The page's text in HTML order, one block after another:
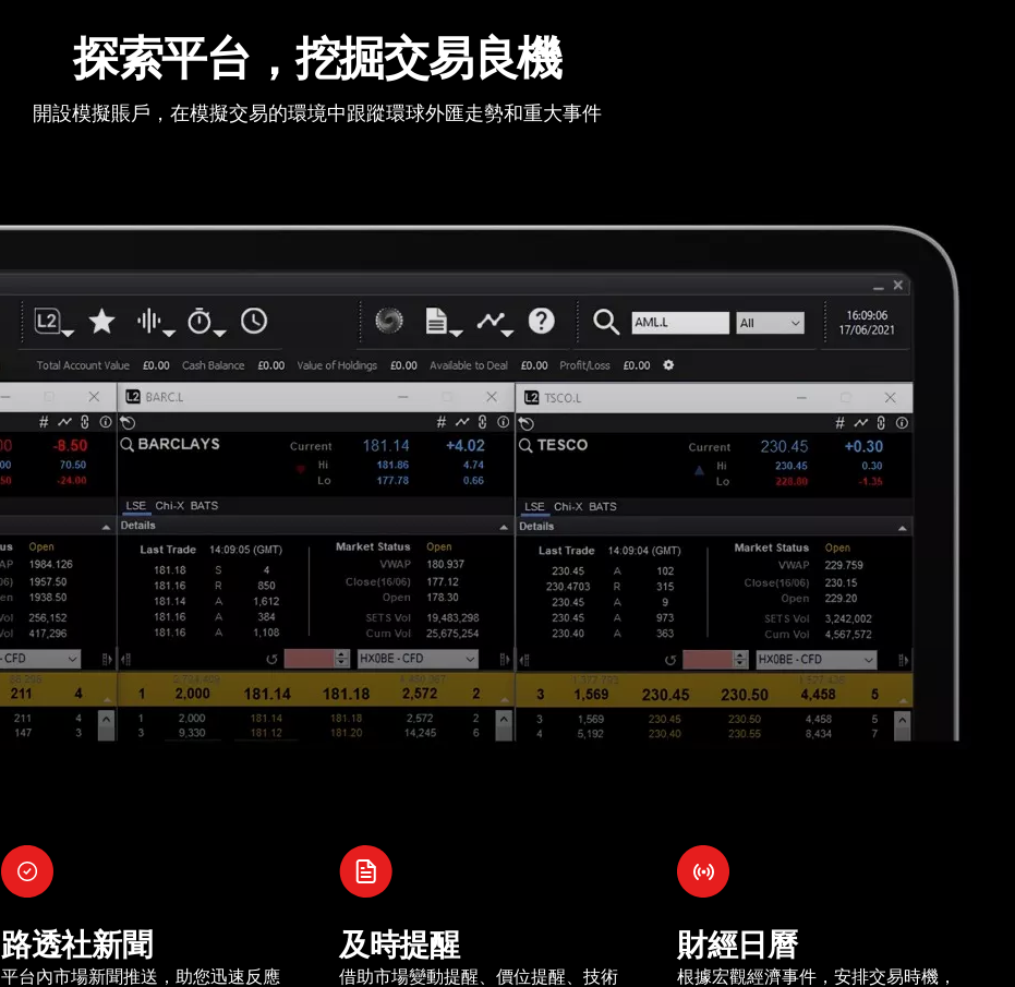
探索平台，挖掘交易良機
開設模擬賬戶，在模擬交易的環境中跟蹤環球外匯走勢和重大事件
路透社新聞
平台內市場新聞推送，助您迅速反應
及時提醒
借助市場變動提醒、價位提醒、技術
財經日曆
根據宏觀經濟事件，安排交易時機，